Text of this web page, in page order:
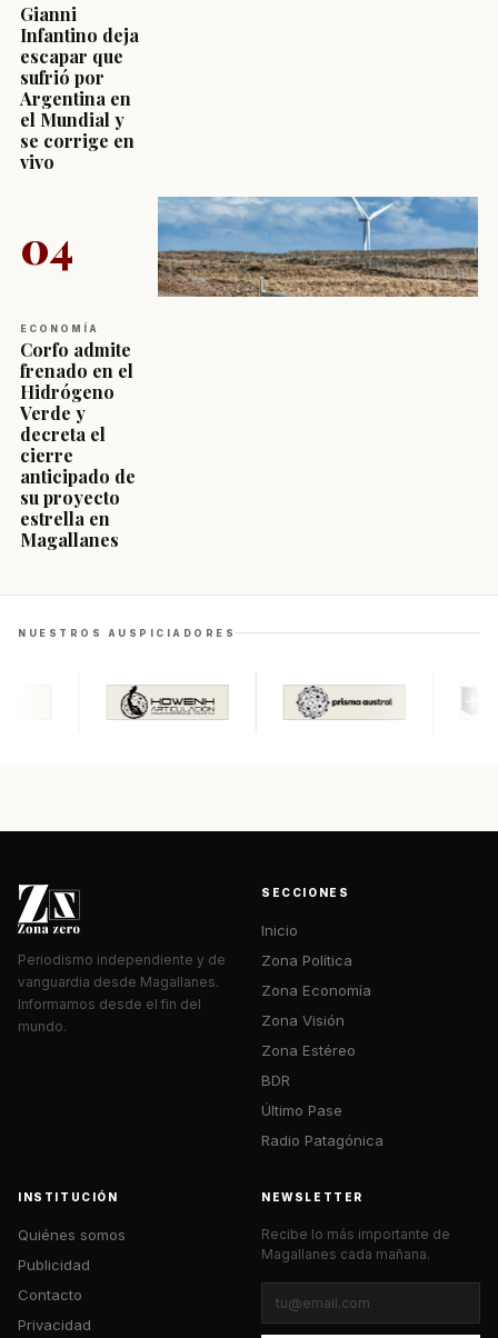
Gianni
Infantino deja
escapar que
sufrió por
Argentina en
el Mundial y
se corrige en
vivo
04
ECONOMÍA
Corfo admite
frenado en el
Hidrógeno
Verde y
decreta el
cierre
anticipado de
su proyecto
estrella en
Magallanes
NUESTROS AUSPICIADORES
Periodismo independiente y de
vanguardia desde Magallanes.
Informamos desde el fin del
mundo.
SECCIONES
Inicio
Zona Política
Zona Economía
Zona Visión
Zona Estéreo
BDR
Último Pase
Radio Patagónica
INSTITUCIÓN
Quiénes somos
Publicidad
Contacto
Privacidad
NEWSLETTER
Recibe lo más importante de
Magallanes cada mañana.